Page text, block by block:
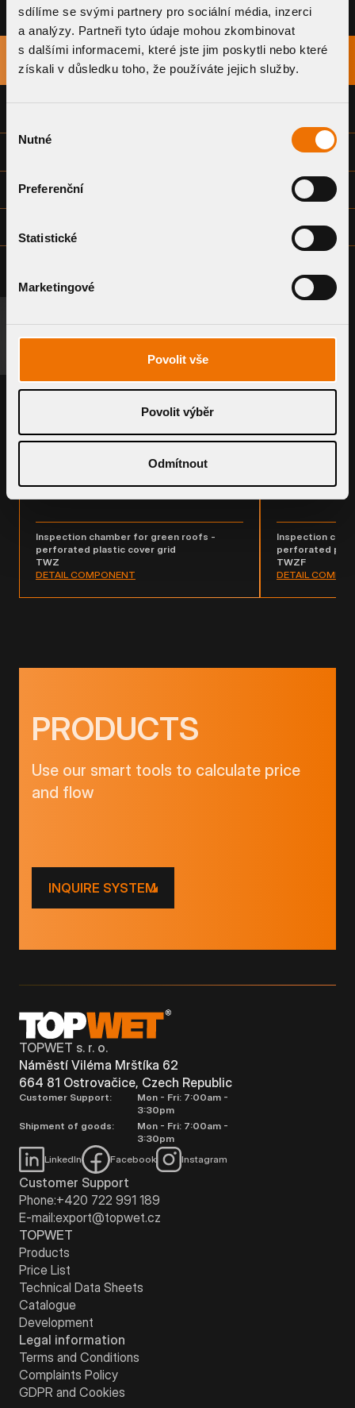
sdílíme se svými partnery pro sociální média, inzerci
a analýzy. Partneři tyto údaje mohou zkombinovat
s dalšími informacemi, které jste jim poskytli nebo které
získali v důsledku toho, že používáte jejich služby.
souhlasu
Nutné
Preferenční
Statistické
Marketingové
Povolit vše
Povolit výběr
Odmítnout
TITLE
DOWNLOAD
INSTALLATION INSTRUCTIONS
REQUEST A SYSTEM
RELATED PRODUCTS
Inspection chamber for green roofs -
perforated plastic cover grid
TWZ
DETAIL COMPONENT
Inspection
perforated
TWZF
DETAIL
PRODUCTS
Use our smart tools to calculate price
and flow
INQUIRE SYSTEM
TOPWET s. r. o.
Náměstí Viléma Mrštíka 62
664 81 Ostrovačice, Czech Republic
Customer Support:
Mon - Fri: 7:00am -
3:30pm
Shipment of goods:
Mon - Fri: 7:00am -
3:30pm
LinkedIn
Facebook Instagram
Customer Support
Phone:+420 722 991 189
E-mail:export@topwet.cz
TOPWET
Products
Price List
Technical Data Sheets
Catalogue
Development
Legal information
Terms and Conditions
Complaints Policy
GDPR and Cookies